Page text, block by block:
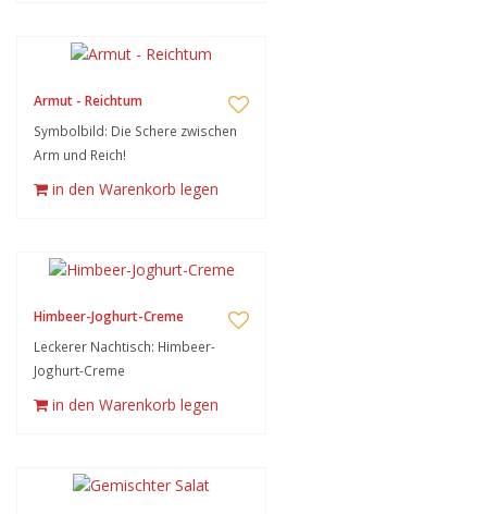
Armut - Reichtum
Symbolbild: Die Schere zwischen
Arm und Reich!
in den Warenkorb legen
Himbeer-Joghurt-Creme
Leckerer Nachtisch: Himbeer-
Joghurt-Creme
in den Warenkorb legen